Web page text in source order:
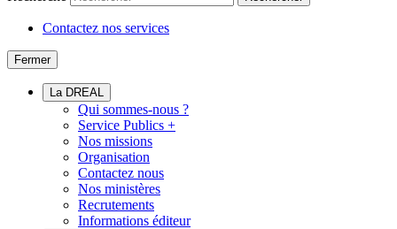
Contactez nos services
Fermer
La DREAL
Qui sommes-nous ?
Service Publics +
Nos missions
Organisation
Contactez nous
Nos ministères
Recrutements
Informations éditeur